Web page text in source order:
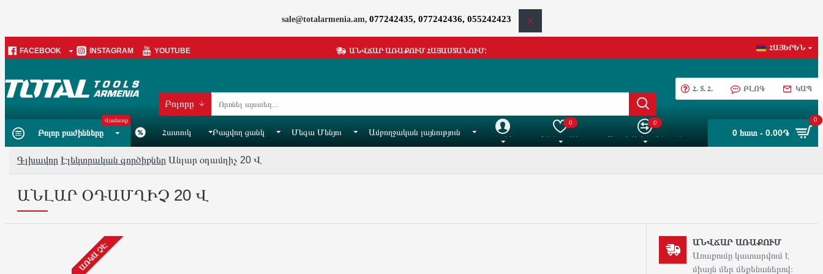
sale@totalarmenia.am, 077242435, 077242436, 055242423
FACEBOOK INSTAGRAM YOUTUBE ԱՆՎՃԱՐ ԱՌԱՔՈՒՄ ՀԱՅԱՍՏԱՆՈՒՄ: ՀԱՅԵՐԵՆ
Բոլորը
Հ. Տ. Հ. ԲԼՈԳ ԿԱՊ
Բոլոր բաժինները
Վաճառք
Հատուկ Բացվող ցանկ Մեգա Մենյու Ամբողջական լայնություն
Հաշիվ Իմ ընտրանին
0
Ապրանքների Համեմատում
0
0 հատ - 0.00֏
0
Գլխավոր Էլեկտրական գործիքներ Անլար օդամղիչ 20 Վ
ԱՆԼԱՐ ՕԴԱՄՂԻՉ 20 Վ
ԱՌԿԱ ՉԷ ԱՆՎՃԱՐ ԱՌԱՔՈՒՄ
Առաքումը կատարվում է
միայն մեր մեքենաներով։